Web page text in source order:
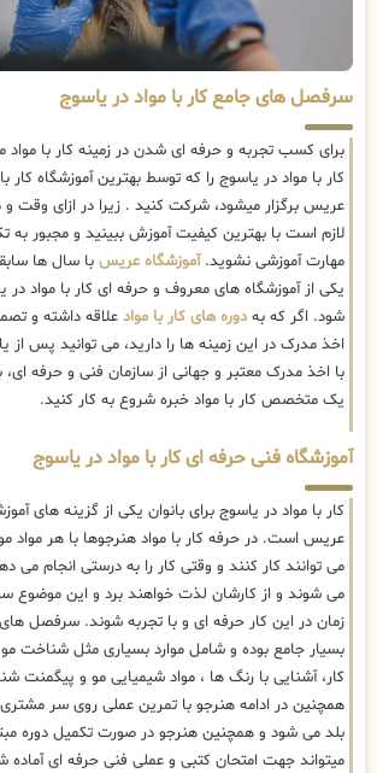
سرفصل های جامع کار با مواد در یاسوج
برای کسب تجربه و حرفه ای شدن در زمینه کار با مواد
کار با مواد در یاسوج را که توسط بهترینآموزشگاه کار
عریس برگزار میشود، شرکت کنید . زیرا در ازای وقت و
لازم است با بهترین کیفیت آموزش ببینید و مجبور به
مهارت آموزشی نشوید.آموزشگاه عریس با سال ها
یکی از آموزشگاه های معروف و حرفه ای کار با مواد
شود. اگر که بهدوره های کار با مواد علاقه داشته و
اخذ مدرک در این زمینه ها را دارید، می توانید پس
با اخذ مدرک معتبر و جهانی از سازمان فنی و حرفه
یک متخصص کار با مواد خبره شروع به کار کنید.
آموزشگاه فنی حرفه ای کار با مواد در یاسوج
کار با مواد در یاسوج برای بانوان یکی از گزینه های
عریس است. در حرفه کار با مواد هنرجوها با هر مواد
می توانند کار کنند و وقتی کار را به درستی انجام می
می شوند و از کارشان لذت خواهند برد و این موضوع
زمان در این کار حرفه ای و با تجربه شوند. سرفصل های
بسیار جامع بوده و شامل موارد بسیاری مثل شناخت
کار، آشنایی با رنگ ها ، مواد شیمیایی مو و پیگمنت
همچنین در ادامه هنرجو با تمرین عملی روی سر مشتری
بلد می شود و همچنین هنرجو در صورت تکمیل دوره
میتواند جهت امتحان کتبی و عملی فنی حرفه ای آماده